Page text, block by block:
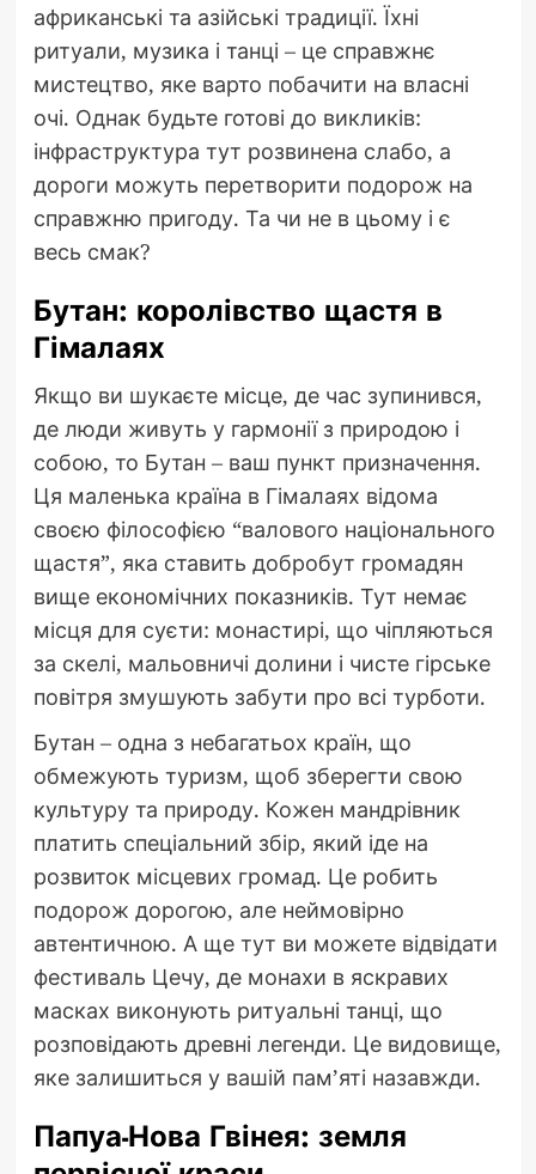
африканські та азійські традиції. Їхні
ритуали, музика і танці – це справжнє
мистецтво, яке варто побачити на власні
очі. Однак будьте готові до викликів:
інфраструктура тут розвинена слабо, а
дороги можуть перетворити подорож на
справжню пригоду. Та чи не в цьому і є
весь смак?
Бутан: королівство щастя в
Гімалаях
Якщо ви шукаєте місце, де час зупинився,
де люди живуть у гармонії з природою і
собою, то Бутан – ваш пункт призначення.
Ця маленька країна в Гімалаях відома
своєю філософією “валового національного
щастя”, яка ставить добробут громадян
вище економічних показників. Тут немає
місця для суєти: монастирі, що чіпляються
за скелі, мальовничі долини і чисте гірське
повітря змушують забути про всі турботи.
Бутан – одна з небагатьох країн, що
обмежують туризм, щоб зберегти свою
культуру та природу. Кожен мандрівник
платить спеціальний збір, який іде на
розвиток місцевих громад. Це робить
подорож дорогою, але неймовірно
автентичною. А ще тут ви можете відвідати
фестиваль Цечу, де монахи в яскравих
масках виконують ритуальні танці, що
розповідають древні легенди. Це видовище,
яке залишиться у вашій пам’яті назавжди.
Папуа-Нова Гвінея: земля